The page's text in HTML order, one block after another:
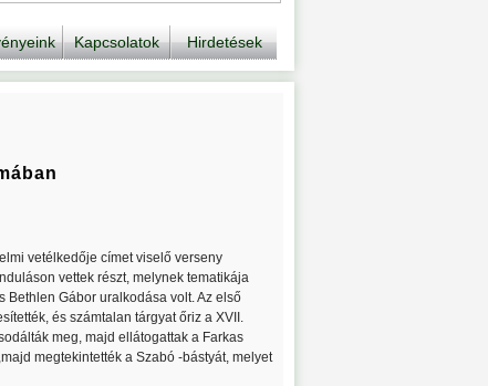
Kapcsolatok Hirdetések
vetélkedője címet viselő verseny
vettek részt, melynek tematikája
Bethlen Gábor uralkodása volt. Az első
és számtalan tárgyat őriz a XVII.
meg, majd ellátogattak a Farkas
megtekintették a Szabó -bástyát, melyet